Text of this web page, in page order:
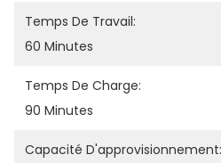
Temps De Travail:
60 Minutes
Temps De Charge:
90 Minutes
Capacité D'approvisionnement: